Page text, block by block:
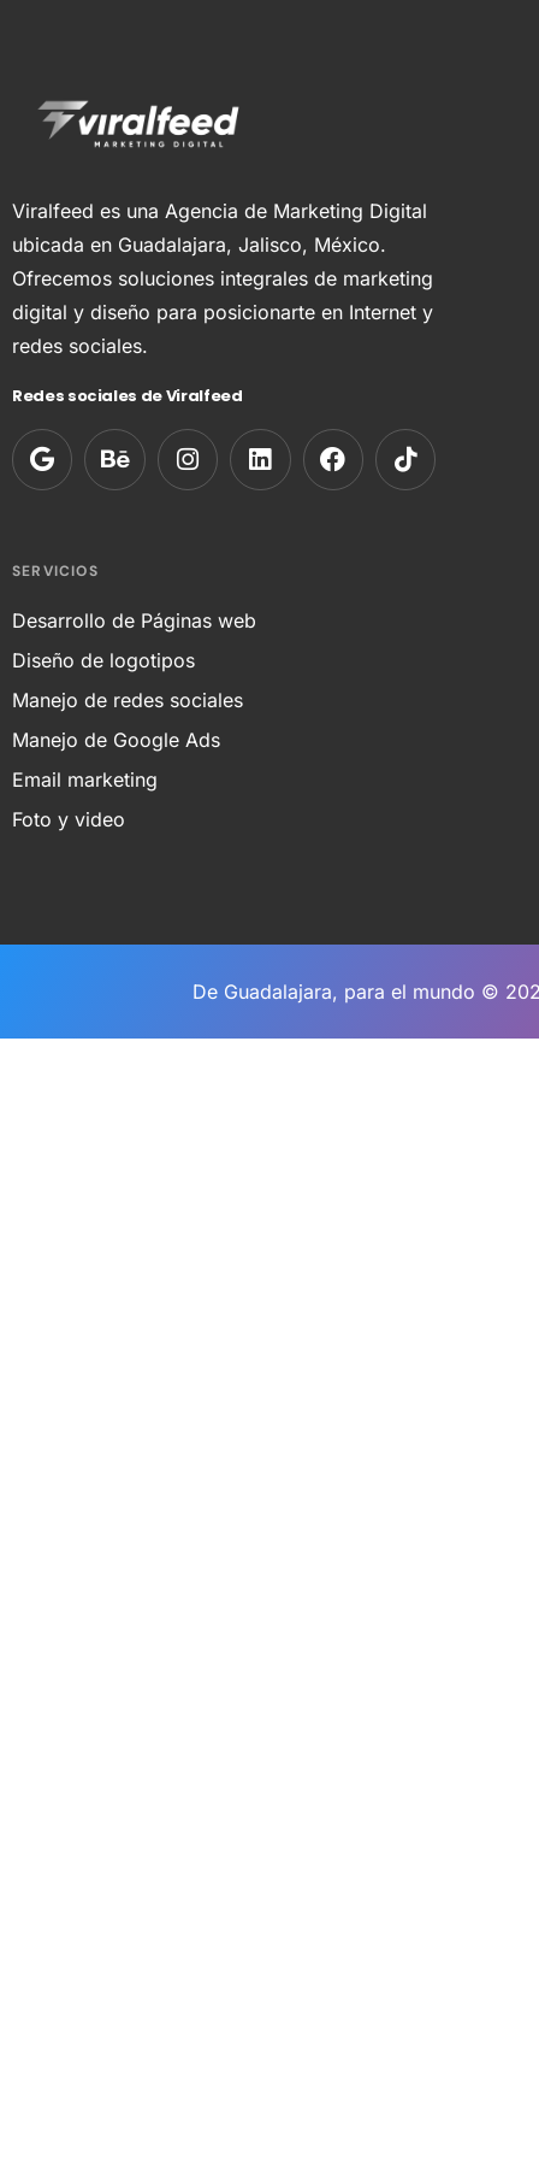
Viralfeed es una Agencia de Marketing Digital
ubicada en Guadalajara, Jalisco, México.
Ofrecemos soluciones integrales de marketing
digital y diseño para posicionarte en Internet y
redes sociales.
Redes sociales de Viralfeed
SERVICIOS
Desarrollo de Páginas web
Diseño de logotipos
Manejo de redes sociales
Manejo de Google Ads
Email marketing
Foto y video
De Guadalajara, para el mundo ©